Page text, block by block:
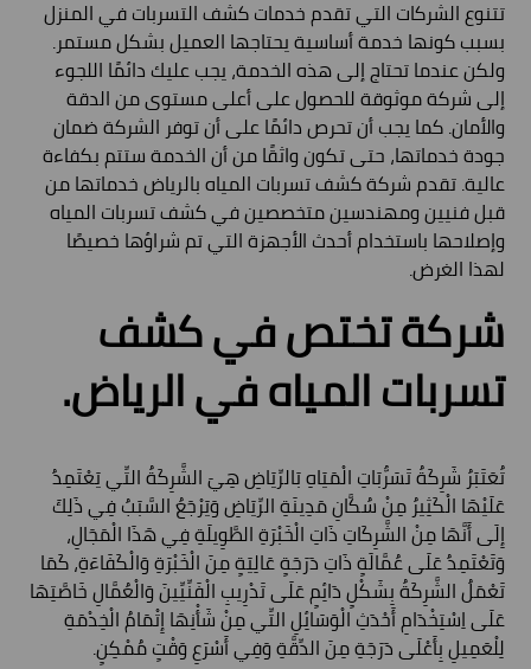
تتنوع الشركات التي تقدم خدمات كشف التسربات في المنزل
بسبب كونها خدمة أساسية يحتاجها العميل بشكل مستمر.
ولكن عندما تحتاج إلى هذه الخدمة، يجب عليك دائمًا اللجوء
إلى شركة موثوقة للحصول على أعلى مستوى من الدقة
والأمان. كما يجب أن تحرص دائمًا على أن توفر الشركة ضمان
جودة خدماتها، حتى تكون واثقًا من أن الخدمة ستتم بكفاءة
عالية. تقدم شركة كشف تسربات المياه بالرياض خدماتها من
قبل فنيين ومهندسين متخصصين في كشف تسربات المياه
وإصلاحها باستخدام أحدث الأجهزة التي تم شراؤها خصيصًا
لهذا الغرض.
شركة تختص في كشف
تسربات المياه في الرياض.
تُعَتَبَرُ شَرِكَةُ تَسَرُّبَاتِ الْمَيَاهِ بَالرِّيَاضِ هِيَ الشَّرِكَةُ التِّي يَعْتَمِدُ
عَلَيْهَا الْكَثِيرُ مِنْ سُكَّانِ مَدِينَةِ الرِّيَاضِ وَيَرْجَعُ السَّبَبُ فِي ذَلِكَ
إِلَى أَنَّهَا مِنْ الشَّرِكَاتِ ذَاتِ الْخَبْرَةِ الطَّوِيلَةِ فِي هَذَا الْمَجَالِ،
وَتَعْتَمِدُ عَلَى عُمَّالَةٍ ذَاتِ دَرَجَةٍ عَالِيَةٍ مِنَ الْخَبْرَةِ وَالْكَفَاءَةِ، كَمَا
تَعْمَلُ الشَّرِكَةُ بِشَكْلٍ دَائِمٍ عَلَى تَدْرِيبِ الْفَنِّيِّينَ وَالْعُمَّالِ خَاصَّتِهَا
عَلَى اِسْتِخْدَامِ أَحْدَثِ الْوَسَائِلِ التِّي مِنْ شَأْنِهَا إِتْمَامُ الْخِدْمَةِ
لِلْعَمِيلِ بِأَعْلَى دَرَجَةِ مِنَ الدِّقَّةِ وَفِي أَسْرَعِ وَقْتٍ مُمْكِنٍ.